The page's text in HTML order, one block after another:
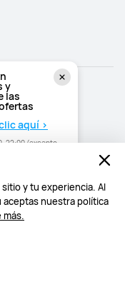
y tu experiencia. Al
nuestra política
más.
y
las
aquí >
(excepto
reservados.
tu disposición.
tu disposición.